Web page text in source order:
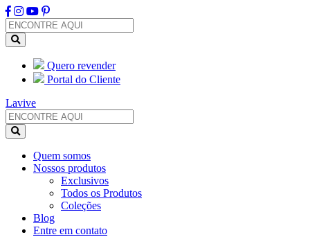
Quero revender
Portal do Cliente
Lavive
Quem somos
Nossos produtos
Exclusivos
Todos os Produtos
Coleções
Blog
Entre em contato